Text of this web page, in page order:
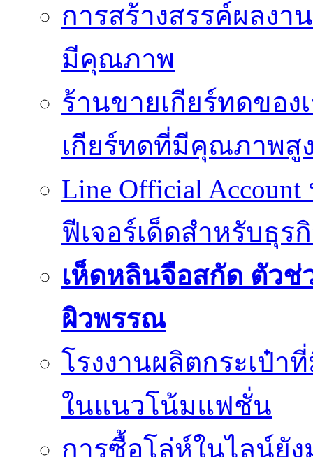
การสร้างสรรค์ผลงา
มีคุณภาพ
ร้านขายเกียร์ทดของ
เกียร์ทดที่มีคุณภาพสู
Line Official
ฟีเจอร์เด็ดสำหรับธุร
เห็ดหลินจือสกัด ตัว
ผิวพรรณ
โรงงานผลิตกระเป๋า
ในแนวโน้มแฟชั่น
การซื้อโล่ห์ในไลน์ยั